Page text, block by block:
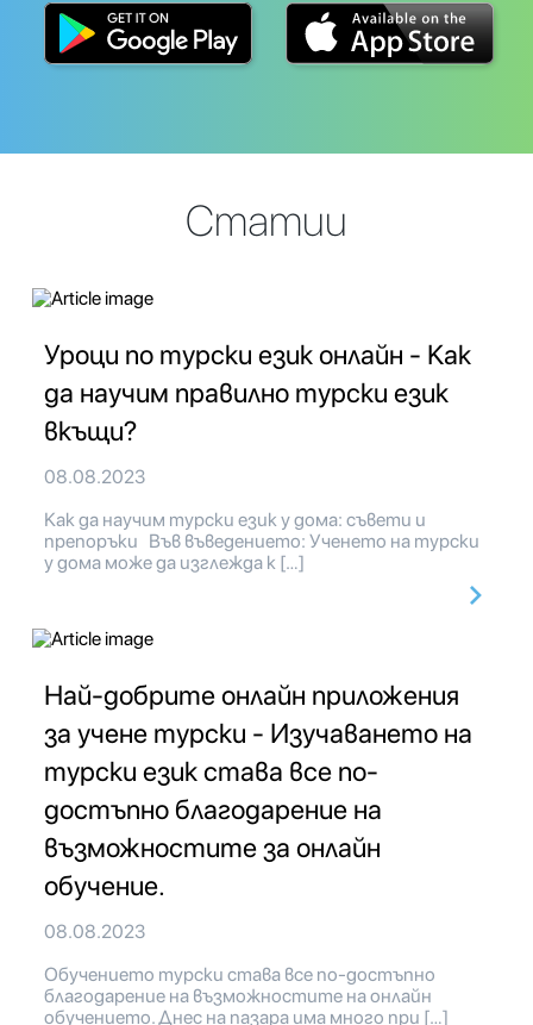
Статии
Уроци по турски език онлайн - Как
да научим правилно турски език
вкъщи?
08.08.2023
Как да научим турски език у дома: съвети и
препоръки Във въведението: Ученето на турски
у дома може да изглежда к […]
Най-добрите онлайн приложения
за учене турски - Изучаването на
турски език става все по-
достъпно благодарение на
възможностите за онлайн
обучение.
08.08.2023
Обучението турски става все по-достъпно
благодарение на възможностите на онлайн
обучението. Днес на пазара има много при […]